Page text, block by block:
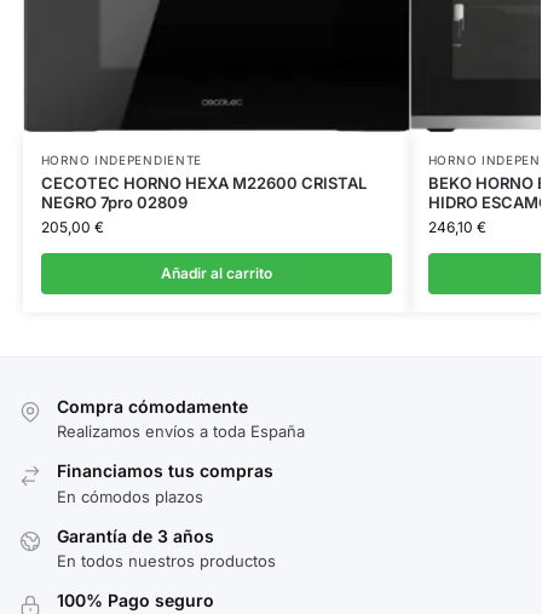
HORNO INDEPENDIENTE
CECOTEC HORNO HEXA M22600 CRISTAL
NEGRO 7pro 02809
205,00 €
Añadir al carrito
HORNO
BEKO HORNO
HIDRO
246,10 €
Compra cómodamente
Realizamos envíos a toda España
Financiamos tus compras
En cómodos plazos
Garantía de 3 años
En todos nuestros productos
100% Pago seguro